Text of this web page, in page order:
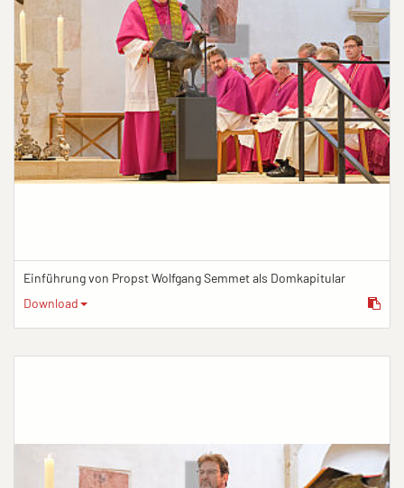
Einführung von Propst Wolfgang Semmet als Domkapitular
Download